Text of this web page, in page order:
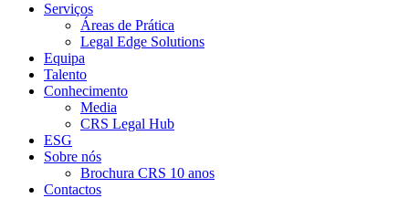
Serviços
Áreas de Prática
Legal Edge Solutions
Equipa
Talento
Conhecimento
Media
CRS Legal Hub
ESG
Sobre nós
Brochura CRS 10 anos
Contactos